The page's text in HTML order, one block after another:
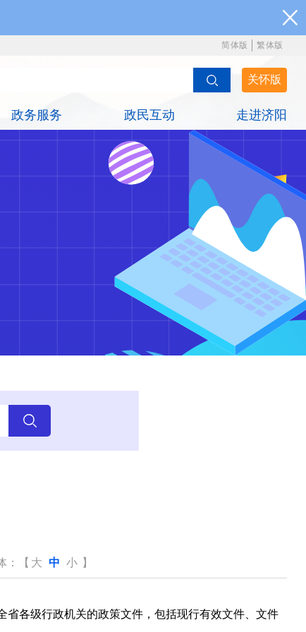
简体版 繁体版
关怀版
政务服务 政民互动 走进济阳
：【 大 中 小 】
省各级行政机关的政策文件，包括现行有效文件、文件